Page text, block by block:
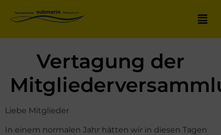
Vertagung der
Liebe Mitglieder
In einem normalen Jahr hätten wir in diesen Tagen